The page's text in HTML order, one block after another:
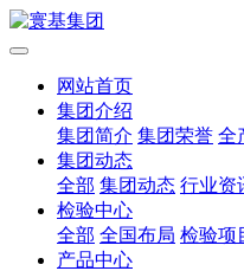
网站首页
集团介绍
集团简介 集团荣誉 全
集团动态
全部 集团动态 行业资
检验中心
全部 全国布局 检验项
产品中心